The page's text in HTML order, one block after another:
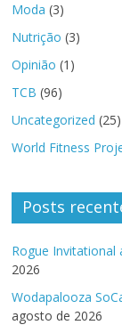
Moda (3)
Nutrição (3)
Opinião (1)
TCB (96)
Uncategorized (25)
World Fitness
Posts
Rogue Invitational
2026
Wodapalooza
agosto de 2026